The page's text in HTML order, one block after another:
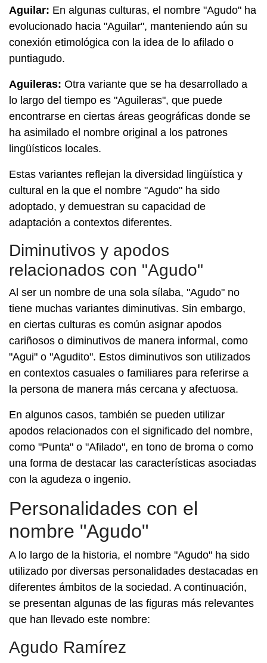
Aguilar: En algunas culturas, el nombre "Agudo" ha
evolucionado hacia "Aguilar", manteniendo aún su
conexión etimológica con la idea de lo afilado o
puntiagudo.
Aguileras: Otra variante que se ha desarrollado a
lo largo del tiempo es "Aguileras", que puede
encontrarse en ciertas áreas geográficas donde se
ha asimilado el nombre original a los patrones
lingüísticos locales.
Estas variantes reflejan la diversidad lingüística y
cultural en la que el nombre "Agudo" ha sido
adoptado, y demuestran su capacidad de
adaptación a contextos diferentes.
Diminutivos y apodos
relacionados con "Agudo"
Al ser un nombre de una sola sílaba, "Agudo" no
tiene muchas variantes diminutivas. Sin embargo,
en ciertas culturas es común asignar apodos
cariñosos o diminutivos de manera informal, como
"Agui" o "Agudito". Estos diminutivos son utilizados
en contextos casuales o familiares para referirse a
la persona de manera más cercana y afectuosa.
En algunos casos, también se pueden utilizar
apodos relacionados con el significado del nombre,
como "Punta" o "Afilado", en tono de broma o como
una forma de destacar las características asociadas
con la agudeza o ingenio.
Personalidades con el
nombre "Agudo"
A lo largo de la historia, el nombre "Agudo" ha sido
utilizado por diversas personalidades destacadas en
diferentes ámbitos de la sociedad. A continuación,
se presentan algunas de las figuras más relevantes
que han llevado este nombre:
Agudo Ramírez